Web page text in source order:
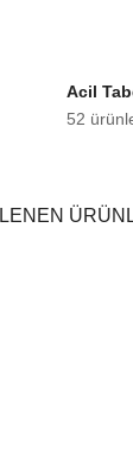
Acil
52